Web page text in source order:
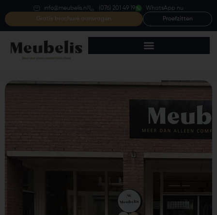
info@meubelis.nl (076) 201 49 19
WhatsApp nu
Gratis brochure aanvragen
Proefzitten